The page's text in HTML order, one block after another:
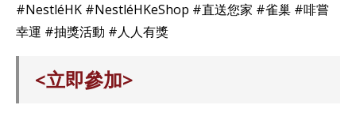
#NestléHK #NestléHKeShop #直送您家 #雀巢 #啡嘗
幸運 #抽獎活動 #人人有獎
<立即參加>